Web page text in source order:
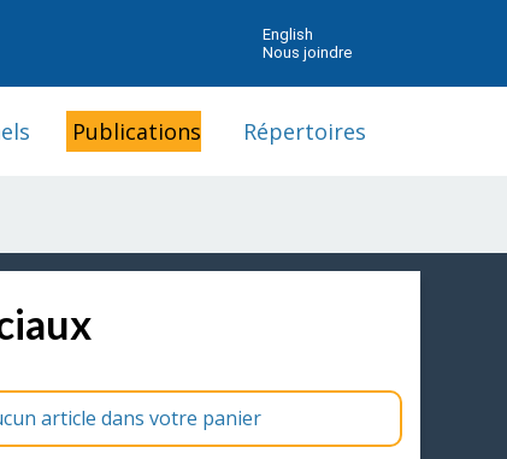
English
Nous joindre
Publications Répertoires
article dans votre panier